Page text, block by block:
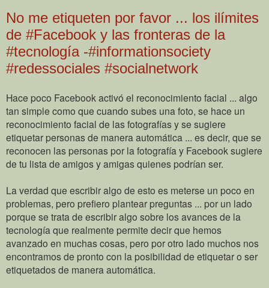
No me etiqueten por favor ... los ilímites
de #Facebook y las fronteras de la
#tecnología -#informationsociety
#redessociales #socialnetwork
Hace poco Facebook activó el reconocimiento facial ... algo
tan simple como que cuando subes una foto, se hace un
reconocimiento facial de las fotografías y se sugiere
etiquetar personas de manera automática ... es decir, que se
reconocen las personas por la fotografía y Facebook sugiere
de tu lista de amigos y amigas quienes podrían ser.
La verdad que escribir algo de esto es meterse un poco en
problemas, pero prefiero plantear preguntas ... por un lado
porque se trata de escribir algo sobre los avances de la
tecnología que realmente permite decir que hemos
avanzado en muchas cosas, pero por otro lado muchos nos
encontramos de pronto con la posibilidad de etiquetar o ser
etiquetados de manera automática.